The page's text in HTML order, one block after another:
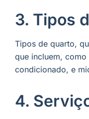
3. Tipos
Tipos de quarto,
que incluem,
condicionado, e
4.